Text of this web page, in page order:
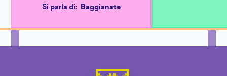
Si parla di: Baggianate